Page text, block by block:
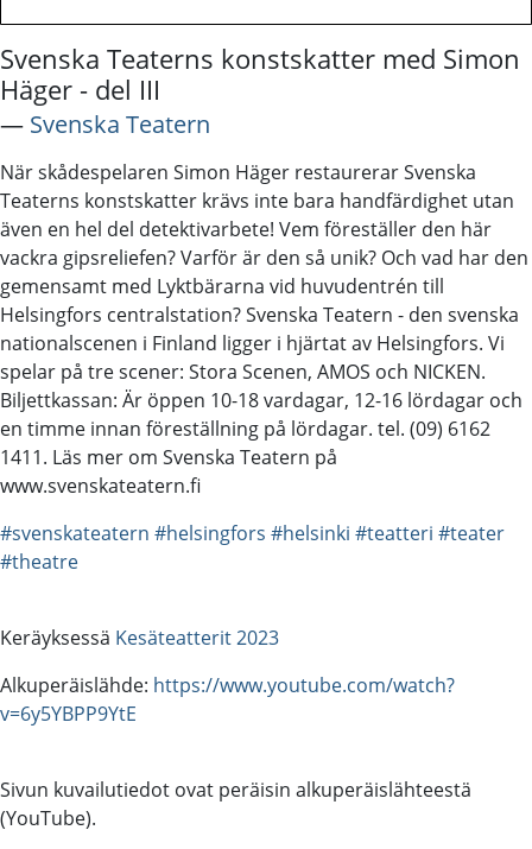
Svenska Teaterns konstskatter med Simon
Häger - del III
― Svenska Teatern
När skådespelaren Simon Häger restaurerar Svenska
Teaterns konstskatter krävs inte bara handfärdighet utan
även en hel del detektivarbete! Vem föreställer den här
vackra gipsreliefen? Varför är den så unik? Och vad har den
gemensamt med Lyktbärarna vid huvudentrén till
Helsingfors centralstation? Svenska Teatern - den svenska
nationalscenen i Finland ligger i hjärtat av Helsingfors. Vi
spelar på tre scener: Stora Scenen, AMOS och NICKEN.
Biljettkassan: Är öppen 10-18 vardagar, 12-16 lördagar och
en timme innan föreställning på lördagar. tel. (09) 6162
1411. Läs mer om Svenska Teatern på
www.svenskateatern.fi
#svenskateatern #helsingfors #helsinki #teatteri #teater
#theatre
Keräyksessä Kesäteatterit 2023
Alkuperäislähde: https://www.youtube.com/watch?
v=6y5YBPP9YtE
Sivun kuvailutiedot ovat peräisin alkuperäislähteestä
(YouTube).